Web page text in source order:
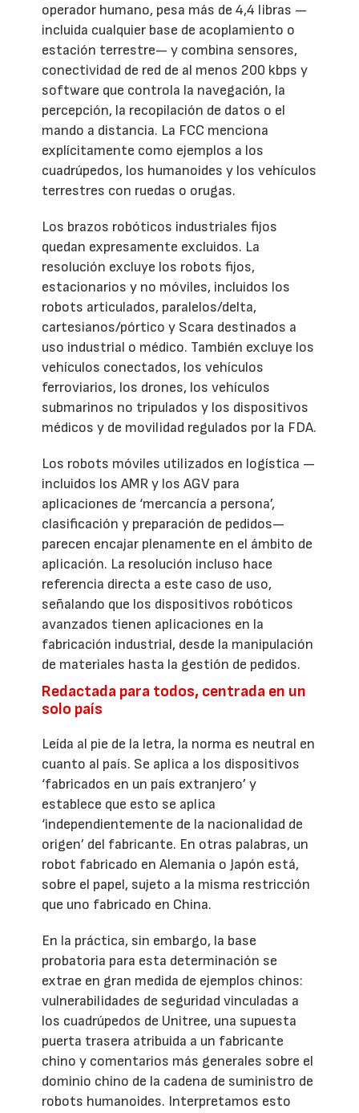
operador humano, pesa más de 4,4 libras —
incluida cualquier base de acoplamiento o
estación terrestre— y combina sensores,
conectividad de red de al menos 200 kbps y
software que controla la navegación, la
percepción, la recopilación de datos o el
mando a distancia. La FCC menciona
explícitamente como ejemplos a los
cuadrúpedos, los humanoides y los vehículos
terrestres con ruedas o orugas.
Los brazos robóticos industriales fijos
quedan expresamente excluidos. La
resolución excluye los robots fijos,
estacionarios y no móviles, incluidos los
robots articulados, paralelos/delta,
cartesianos/pórtico y Scara destinados a
uso industrial o médico. También excluye los
vehículos conectados, los vehículos
ferroviarios, los drones, los vehículos
submarinos no tripulados y los dispositivos
médicos y de movilidad regulados por la FDA.
Los robots móviles utilizados en logística —
incluidos los AMR y los AGV para
aplicaciones de ‘mercancía a persona’,
clasificación y preparación de pedidos—
parecen encajar plenamente en el ámbito de
aplicación. La resolución incluso hace
referencia directa a este caso de uso,
señalando que los dispositivos robóticos
avanzados tienen aplicaciones en la
fabricación industrial, desde la manipulación
de materiales hasta la gestión de pedidos.
Redactada para todos, centrada en un
solo país
Leída al pie de la letra, la norma es neutral en
cuanto al país. Se aplica a los dispositivos
‘fabricados en un país extranjero’ y
establece que esto se aplica
‘independientemente de la nacionalidad de
origen’ del fabricante. En otras palabras, un
robot fabricado en Alemania o Japón está,
sobre el papel, sujeto a la misma restricción
que uno fabricado en China.
En la práctica, sin embargo, la base
probatoria para esta determinación se
extrae en gran medida de ejemplos chinos:
vulnerabilidades de seguridad vinculadas a
los cuadrúpedos de Unitree, una supuesta
puerta trasera atribuida a un fabricante
chino y comentarios más generales sobre el
dominio chino de la cadena de suministro de
robots humanoides. Interpretamos esto